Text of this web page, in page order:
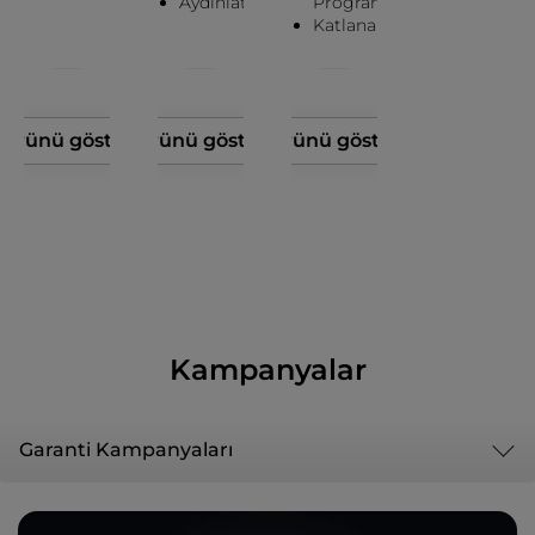
Ürünü göster Ürünü göster
Katlanabilir Raflar
Ürünü göster
Kampanyalar
Garanti Kampanyaları